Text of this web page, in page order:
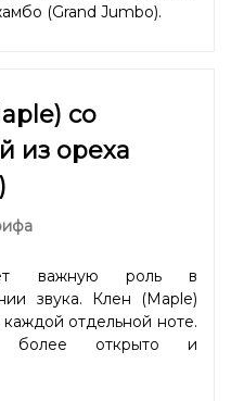
(Grand Jumbo).
со
из ореха
важную роль в
звука. Клен (Maple)
каждой отдельной ноте.
более открыто и